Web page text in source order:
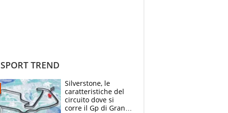
SPORT TREND
Silverstone, le
caratteristiche del
circuito dove si
corre il Gp di Gran